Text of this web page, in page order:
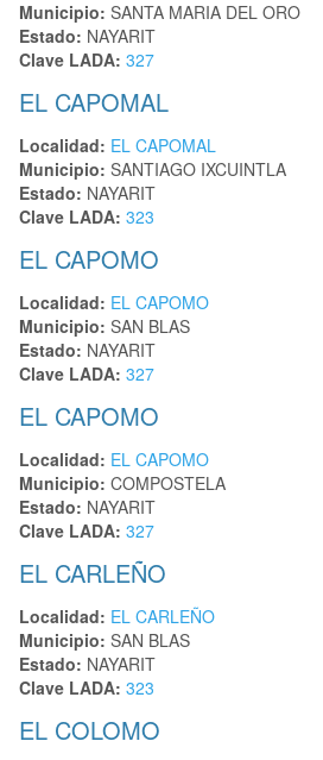
Municipio: SANTA MARIA DEL ORO
Estado: NAYARIT
Clave LADA: 327
EL CAPOMAL
Localidad: EL CAPOMAL
Municipio: SANTIAGO IXCUINTLA
Estado: NAYARIT
Clave LADA: 323
EL CAPOMO
Localidad: EL CAPOMO
Municipio: SAN BLAS
Estado: NAYARIT
Clave LADA: 327
EL CAPOMO
Localidad: EL CAPOMO
Municipio: COMPOSTELA
Estado: NAYARIT
Clave LADA: 327
EL CARLEÑO
Localidad: EL CARLEÑO
Municipio: SAN BLAS
Estado: NAYARIT
Clave LADA: 323
EL COLOMO